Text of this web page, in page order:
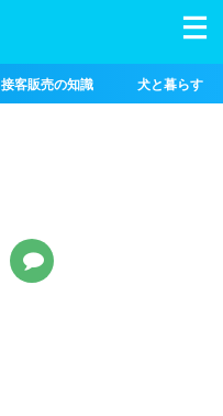
接客販売の知識 犬と暮らす